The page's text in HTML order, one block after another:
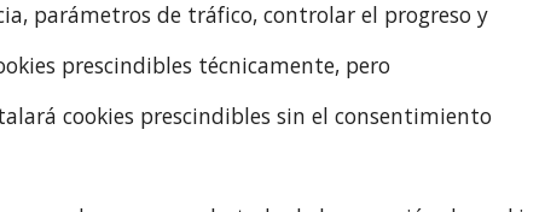
parámetros de tráfico, controlar el progreso y
prescindibles técnicamente, pero
cookies prescindibles sin el consentimiento